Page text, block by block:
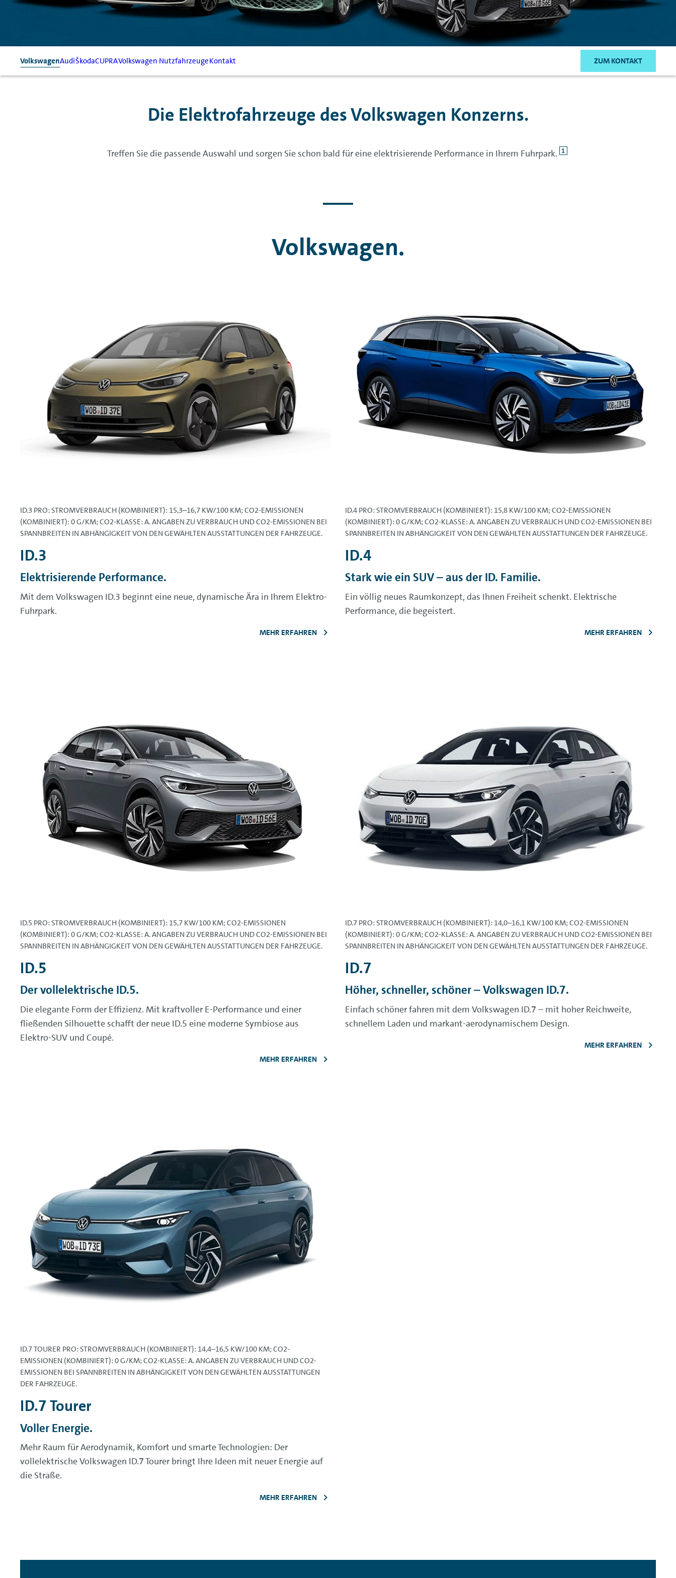
VolkswagenAudiŠkodaCUPRAVolkswagen NutzfahrzeugeKontakt ZUM KONTAKT
Die Elektrofahrzeuge des Volkswagen Konzerns.
Treffen Sie die passende Auswahl und sorgen Sie schon bald für eine elektrisierende Performance in Ihrem Fuhrpark. 1
Volkswagen.
ID.3 PRO: STROMVERBRAUCH (KOMBINIERT): 15,3–16,7 KW/100 KM; CO2-EMISSIONEN
(KOMBINIERT): 0 G/KM; CO2-KLASSE: A. ANGABEN ZU VERBRAUCH UND CO2-EMISSIONEN BEI
SPANNBREITEN IN ABHÄNGIGKEIT VON DEN GEWÄHLTEN AUSSTATTUNGEN DER FAHRZEUGE.
ID.3
Elektrisierende Performance.
Mit dem Volkswagen ID.3 beginnt eine neue, dynamische Ära in Ihrem Elektro-
Fuhrpark.
MEHR ERFAHREN
ID.4 PRO: STROMVERBRAUCH (KOMBINIERT): 15,8 KW/100 KM; CO2-EMISSIONEN
(KOMBINIERT): 0 G/KM; CO2-KLASSE: A. ANGABEN ZU VERBRAUCH UND CO2-EMISSIONEN BEI
SPANNBREITEN IN ABHÄNGIGKEIT VON DEN GEWÄHLTEN AUSSTATTUNGEN DER FAHRZEUGE.
ID.4
Stark wie ein SUV– aus der ID. Familie.
Ein völlig neues Raumkonzept, das Ihnen Freiheit schenkt. Elektrische
Performance, die begeistert.
MEHR ERFAHREN
ID.5 PRO: STROMVERBRAUCH (KOMBINIERT): 15,7 KW/100 KM; CO2-EMISSIONEN
(KOMBINIERT): 0 G/KM; CO2-KLASSE: A. ANGABEN ZU VERBRAUCH UND CO2-EMISSIONEN BEI
SPANNBREITEN IN ABHÄNGIGKEIT VON DEN GEWÄHLTEN AUSSTATTUNGEN DER FAHRZEUGE.
ID.5
Der vollelektrische ID.5.
Die elegante Form der Effizienz. Mit kraftvoller E-Performance und einer
fließenden Silhouette schafft der neue ID.5 eine moderne Symbiose aus
Elektro-SUV und Coupé.
MEHR ERFAHREN
ID.7 PRO: STROMVERBRAUCH (KOMBINIERT): 14,0–16,1 KW/100 KM; CO2-EMISSIONEN
(KOMBINIERT): 0 G/KM; CO2-KLASSE: A. ANGABEN ZU VERBRAUCH UND CO2-EMISSIONEN BEI
SPANNBREITEN IN ABHÄNGIGKEIT VON DEN GEWÄHLTEN AUSSTATTUNGEN DER FAHRZEUGE.
ID.7
Höher, schneller, schöner – Volkswagen ID.7.
Einfach schöner fahren mit dem Volkswagen ID.7 – mit hoher Reichweite,
schnellem Laden und markant-aerodynamischem Design.
MEHR ERFAHREN
ID.7 TOURER PRO: STROMVERBRAUCH (KOMBINIERT): 14,4–16,5 KW/100 KM; CO2-
EMISSIONEN (KOMBINIERT): 0 G/KM; CO2-KLASSE: A. ANGABEN ZU VERBRAUCH UND CO2-
EMISSIONEN BEI SPANNBREITEN IN ABHÄNGIGKEIT VON DEN GEWÄHLTEN AUSSTATTUNGEN
DER FAHRZEUGE.
ID.7 Tourer
Voller Energie.
Mehr Raum für Aerodynamik, Komfort und smarte Technologien: Der
vollelektrische Volkswagen ID.7 Tourer bringt Ihre Ideen mit neuer Energie auf
die Straße.
MEHR ERFAHREN